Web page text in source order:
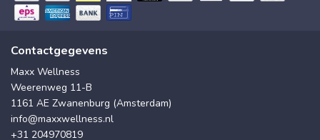
Contactgegevens
Maxx Wellness
Weerenweg 11-B
1161 AE Zwanenburg (Amsterdam)
info@maxxwellness.nl
+31 204970819